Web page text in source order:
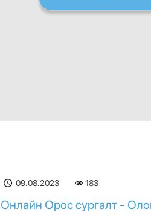
09.08.2023 183
Онлайн Орос сургалт -